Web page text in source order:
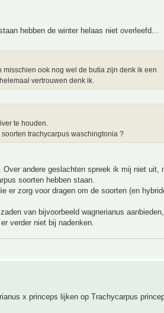
hebben de winter helaas niet overleefd...
ook nog wel de butia zijn denk ik een
vertrouwen denk ik.
te houden.
trachycarpus waschingtonia ?
andere geslachten spreek ik mij niet uit,
soorten hebben staan.
er zorg voor dragen om de soorten (en
van bijvoorbeeld wagnerianus
verder niet bij nadenken.
x princeps lijken op Trachycarpus